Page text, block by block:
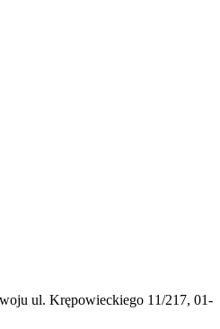
ul. Krępowieckiego 11/217, 01-